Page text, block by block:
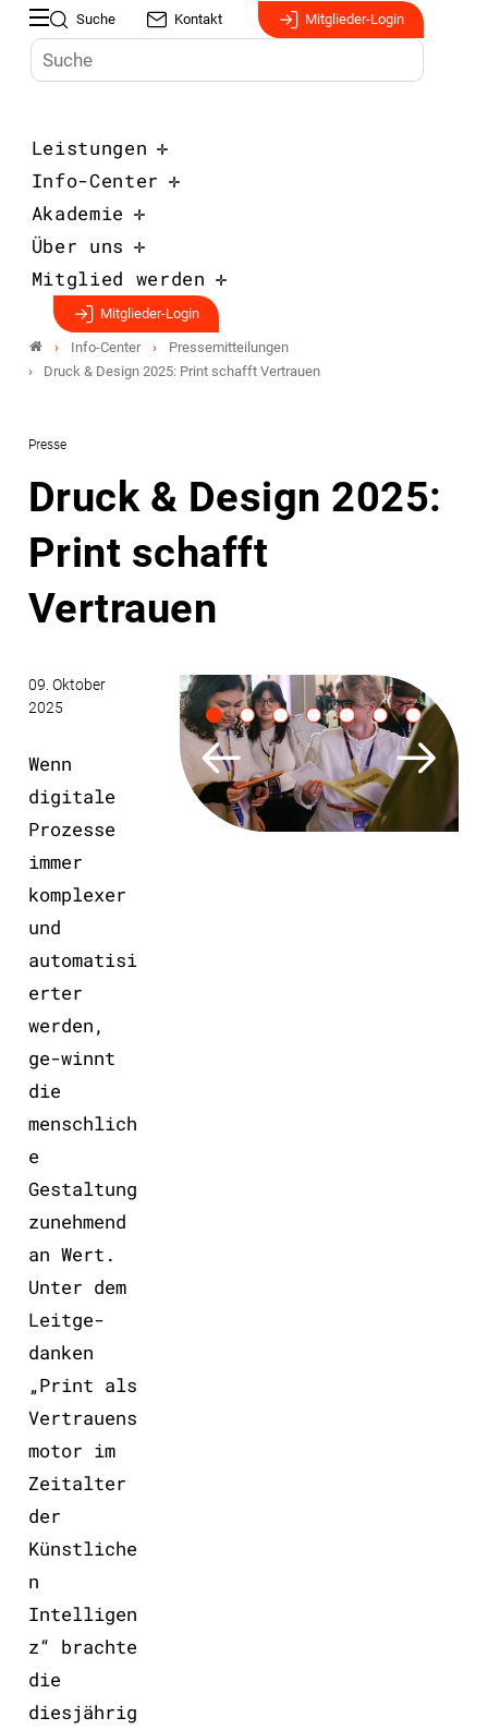
Suche Kontakt Mitglieder-Login
Leistungen
Info-Center
Akademie
Über uns
Mitglied werden
Mitglieder-Login
Info-Center
Pressemitteilungen
Druck & Design 2025: Print schafft Vertrauen
Presse
Druck & Design 2025:
Print schafft
Vertrauen
09. Oktober
2025
Wenn
digitale
Prozesse
immer
komplexer
und
automatisi
erter
werden,
ge-winnt
die
menschlich
e
Gestaltung
zunehmend
an Wert.
Unter dem
Leitge-
danken
„Print als
Vertrauens
motor im
Zeitalter
der
Künstliche
n
Intelligen
z“ brachte
die
diesjährig